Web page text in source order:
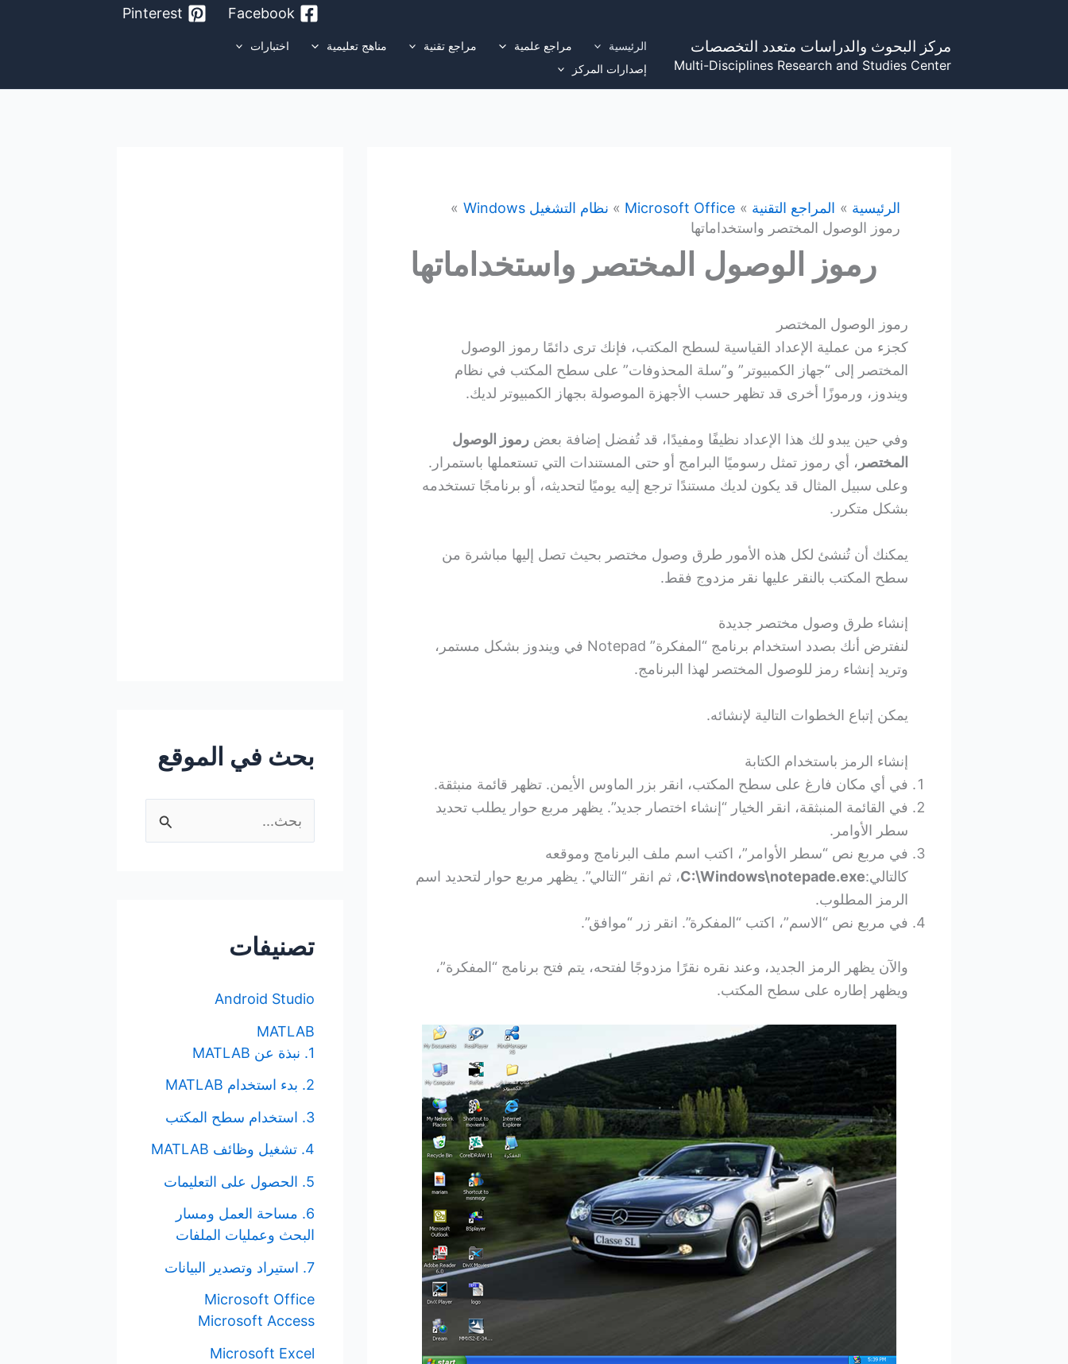
Facebook
Pinterest
مركز البحوث والدراسات متعدد التخصصات
Multi-Disciplines Research and Studies Center
الرئيسية مراجع علمية مراجع تقنية مناهج تعليمية
اختبارات
إصدارات المركز
الرئيسية المراجع التقنية Microsoft Office
نظام التشغيل Windows
رموز الوصول المختصر واستخداماتها
رموز الوصول المختصر واستخداماتها
رموز الوصول المختصر
كجزء من عملية الإعداد القياسية لسطح المكتب، فإنك ترى دائمًا رموز الوصول
المختصر إلى “جهاز الكمبيوتر” و”سلة المحذوفات” على سطح المكتب في نظام
ويندوز، ورموزًا أخرى قد تظهر حسب الأجهزة الموصولة بجهاز الكمبيوتر لديك.
وفي حين يبدو لك هذا الإعداد نظيفًا ومفيدًا، قد تُفضل إضافة بعض رموز الوصول
المختصر ، أي رموز تمثل رسوميًا البرامج أو حتى المستندات التي تستعملها باستمرار.
وعلى سبيل المثال قد يكون لديك مستندًا ترجع إليه يوميًا لتحديثه، أو برنامجًا تستخدمه
بشكل متكرر.
يمكنك أن تُنشئ لكل هذه الأمور طرق وصول مختصر بحيث تصل إليها مباشرة من
سطح المكتب بالنقر عليها نقر مزدوج فقط.
إنشاء طرق وصول مختصر جديدة
لنفترض أنك بصدد استخدام برنامج “المفكرة” Notepad في ويندوز بشكل مستمر،
وتريد إنشاء رمز للوصول المختصر لهذا البرنامج.
يمكن إتباع الخطوات التالية لإنشائه.
إنشاء الرمز باستخدام الكتابة
في أي مكان فارغ على سطح المكتب، انقر بزر الماوس الأيمن. تظهر قائمة منبثقة.
في القائمة المنبثقة، انقر الخيار “إنشاء اختصار جديد”. يظهر مربع حوار يطلب تحديد
سطر الأوامر.
في مربع نص “سطر الأوامر”، اكتب اسم ملف البرنامج وموقعه
كالتالي:C:\Windows\notepade.exe، ثم انقر “التالي”. يظهر مربع حوار لتحديد اسم
الرمز المطلوب.
في مربع نص “الاسم”، اكتب “المفكرة”. انقر زر “موافق”.
والآن يظهر الرمز الجديد، وعند نقره نقرًا مزدوجًا لفتحه، يتم فتح برنامج “المفكرة”،
ويظهر إطاره على سطح المكتب.
بحث في الموقع
ل
ع
تصنيفات
Android Studio
MATLAB
1. نبذة عن MATLAB
2. بدء استخدام MATLAB
3. استخدام سطح المكتب
4. تشغيل وظائف MATLAB
5. الحصول على التعليمات
6. مساحة العمل ومسار
البحث وعمليات الملفات
7. استيراد وتصدير البيانات
Microsoft Office
Microsoft Access
Microsoft Excel